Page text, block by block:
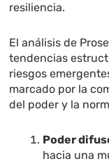
resiliencia.
El análisis de
tendencias
riesgos
marcado por la
del poder y la
Poder
hacia una